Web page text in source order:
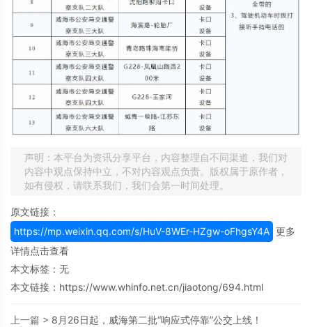
声明：本平台为资讯分享平台，内容整理自不同渠道，我们对
内容中观点保持中立，不对内容观点负责。版权属于原作者，
如有侵权，请联系我们，我们会第一时间处理。
原文链接：
https://mp.weixin.qq.com/s/HuV-8WEr-HZgw-oFhgsY4A 更多
详情点击查看
本文标签：无
本文链接： https://www.whinfo.net.cn/jiaotong/694.html
上一篇 > 8月26日起，威海第二批“响应式停靠”公交上线！